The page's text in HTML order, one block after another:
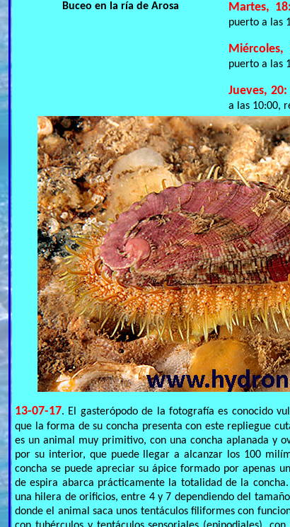
Buceo en la ría de Arosa Martes, 18:
puerto a las
Miércoles,
puerto a las
Jueves, 20:
a las 10:00,
13-07-17. El gasterópodo de la fotografía es conocido
que la forma de su concha presenta con este repliegue
es un animal muy primitivo, con una concha aplanada y
por su interior, que puede llegar a alcanzar los 100
concha se puede apreciar su ápice formado por apenas
de espira abarca prácticamente la totalidad de la
una hilera de orificios, entre 4 y 7 dependiendo del
donde el animal saca unos tentáculos filiformes con